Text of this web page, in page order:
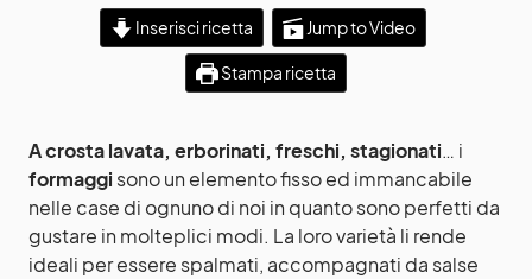
Inserisci ricetta Jump to Video
Stampa ricetta
A crosta lavata, erborinati, freschi, stagionati… i
formaggi sono un elemento fisso ed immancabile
nelle case di ognuno di noi in quanto sono perfetti da
gustare in molteplici modi. La loro varietà li rende
ideali per essere spalmati, accompagnati da salse